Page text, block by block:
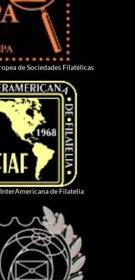
de Sociedades Filatélicas
de Filatelia